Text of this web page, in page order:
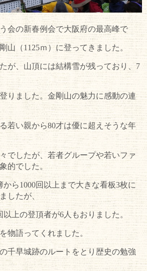
会の新春例会で大阪府の最高峰で
山（1125ｍ）に登ってきました。
が、山頂には結構雪が残っており、7
りました。金剛山の魅力に感動の連
若い親から80才は優に超えそうな年
でしたが、若者グループや若いファ
的でした。
から1000回以上まで大きな看板3枚に
したが、
上の登頂者が6人もおりました。
物語ってくれました。
千早城跡のルートをとり歴史の勉強